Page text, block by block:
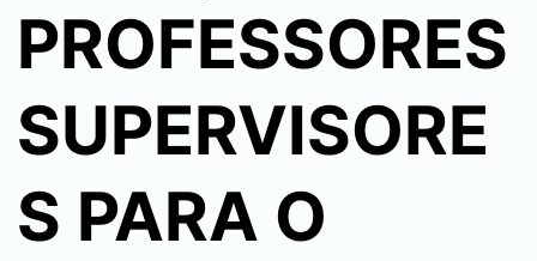
PROFESSORES
SUPERVISORE
S PARA O